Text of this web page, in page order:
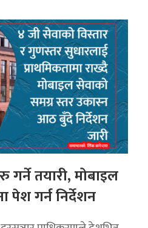
तयारी, मोबाइल
पेश गर्न निर्देशन